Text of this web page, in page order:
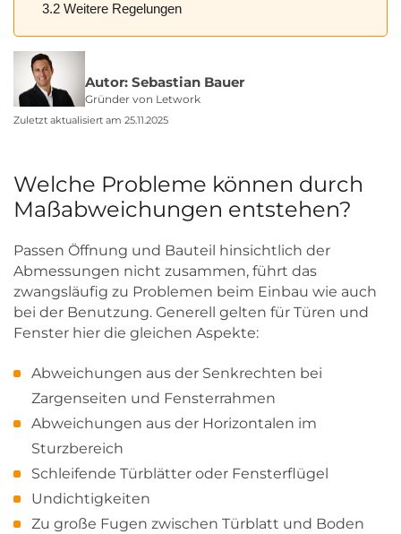
3.2 Weitere Regelungen
Autor: Sebastian Bauer
Gründer von Letwork
Zuletzt aktualisiert am 25.11.2025
Welche Probleme können durch
Maßabweichungen entstehen?
Passen Öffnung und Bauteil hinsichtlich der
Abmessungen nicht zusammen, führt das
zwangsläufig zu Problemen beim Einbau wie auch
bei der Benutzung. Generell gelten für Türen und
Fenster hier die gleichen Aspekte:
Abweichungen aus der Senkrechten bei
Zargenseiten und Fensterrahmen
Abweichungen aus der Horizontalen im
Sturzbereich
Schleifende Türblätter oder Fensterflügel
Undichtigkeiten
Zu große Fugen zwischen Türblatt und Boden